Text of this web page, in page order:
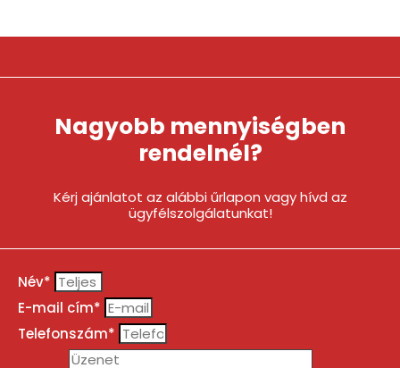
Nagyobb mennyiségben
rendelnél?
Kérj ajánlatot az alábbi űrlapon vagy hívd az
ügyfélszolgálatunkat!
Név*
E-mail cím*
Telefonszám*